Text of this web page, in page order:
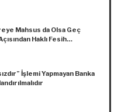
Mahsus da Olsa Geç
Haklı Fesih
İşlemi Yapmayan Banka